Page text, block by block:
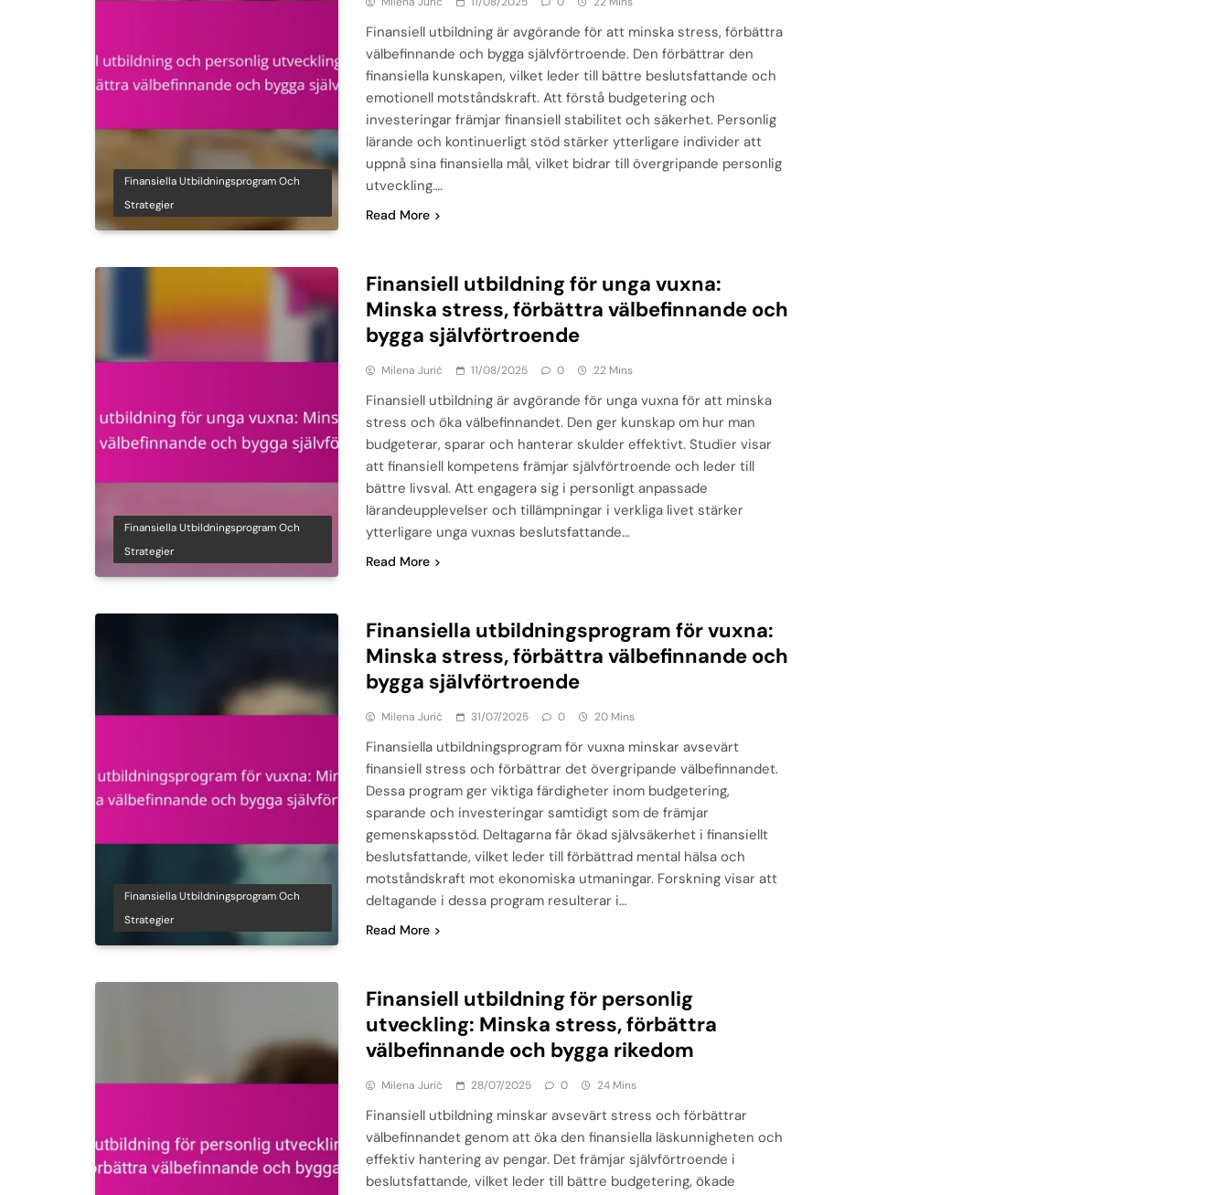
Finansiella Utbildningsprogram Och
Strategier
Finansiell utbildning är avgörande för att minska stress, förbättra
välbefinnande och bygga självförtroende. Den förbättrar den
finansiella kunskapen, vilket leder till bättre beslutsfattande och
emotionell motståndskraft. Att förstå budgetering och
investeringar främjar finansiell stabilitet och säkerhet. Personlig
lärande och kontinuerligt stöd stärker ytterligare individer att
uppnå sina finansiella mål, vilket bidrar till övergripande personlig
utveckling….
Read More
Finansiella Utbildningsprogram Och
Strategier
Finansiell utbildning för unga vuxna:
Minska stress, förbättra välbefinnande och
bygga självförtroende
Milena Jurić 11/08/2025 0 22 Mins
Finansiell utbildning är avgörande för unga vuxna för att minska
stress och öka välbefinnandet. Den ger kunskap om hur man
budgeterar, sparar och hanterar skulder effektivt. Studier visar
att finansiell kompetens främjar självförtroende och leder till
bättre livsval. Att engagera sig i personligt anpassade
lärandeupplevelser och tillämpningar i verkliga livet stärker
ytterligare unga vuxnas beslutsfattande…
Read More
Finansiella Utbildningsprogram Och
Strategier
Finansiella utbildningsprogram för vuxna:
Minska stress, förbättra välbefinnande och
bygga självförtroende
Milena Jurić 31/07/2025 0 20 Mins
Finansiella utbildningsprogram för vuxna minskar avsevärt
finansiell stress och förbättrar det övergripande välbefinnandet.
Dessa program ger viktiga färdigheter inom budgetering,
sparande och investeringar samtidigt som de främjar
gemenskapsstöd. Deltagarna får ökad självsäkerhet i finansiellt
beslutsfattande, vilket leder till förbättrad mental hälsa och
motståndskraft mot ekonomiska utmaningar. Forskning visar att
deltagande i dessa program resulterar i…
Read More
Finansiell utbildning för personlig
utveckling: Minska stress, förbättra
välbefinnande och bygga rikedom
Milena Jurić 28/07/2025 0 24 Mins
Finansiell utbildning minskar avsevärt stress och förbättrar
välbefinnandet genom att öka den finansiella läskunnigheten och
effektiv hantering av pengar. Det främjar självförtroende i
beslutsfattande, vilket leder till bättre budgetering, ökade